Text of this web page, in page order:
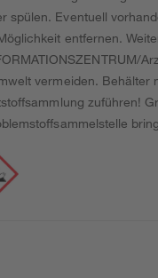
spülen. Eventuell
entfernen.
vermeiden. Behälter
zuführen!